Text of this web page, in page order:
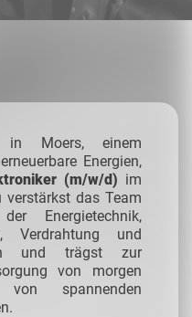
in Moers, einem
Energien,
(m/w/d) im
verstärkst das Team
Energietechnik,
Verdrahtung und
und trägst zur
von morgen
spannenden